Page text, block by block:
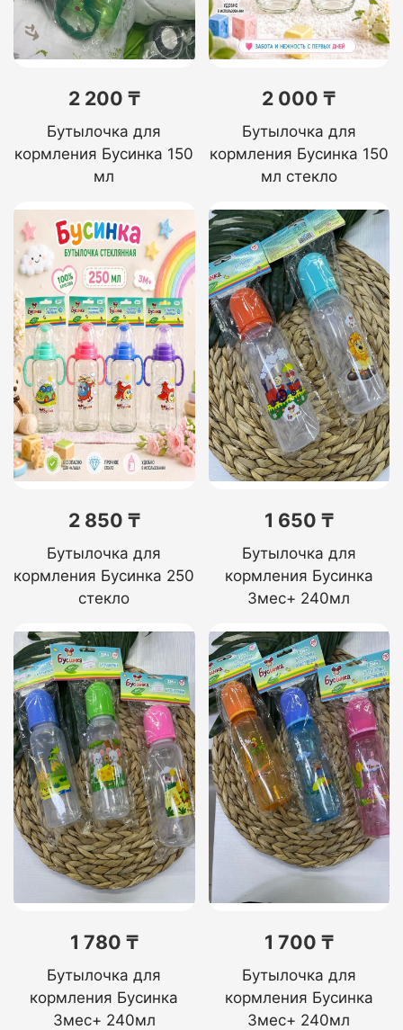
2 200 ₸
Бутылочка для
кормления Бусинка 150
мл
2 000 ₸
Бутылочка для
кормления Бусинка 150
мл стекло
2 850 ₸
Бутылочка для
кормления Бусинка 250
стекло
1 650 ₸
Бутылочка для
кормления Бусинка
3мес+ 240мл
1 780 ₸
Бутылочка для
кормления Бусинка
3мес+ 240мл
1 700 ₸
Бутылочка для
кормления Бусинка
3мес+ 240мл